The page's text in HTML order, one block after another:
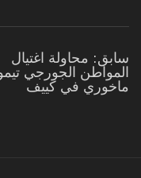
محاولة اغتيال
الجورجي تيمور
في كييف